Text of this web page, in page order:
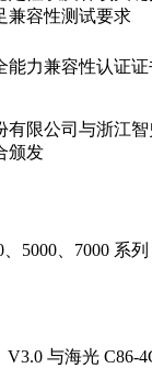
兼容性测试要求
能力兼容性认证证
有限公司与浙江智
颁发
5000、7000 系列
V3.0 与海光 C86-